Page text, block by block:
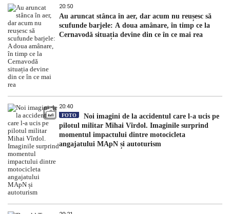
20:50
Au aruncat stânca în aer, dar acum nu reușesc să
scufunde barjele: A doua amânare, în timp ce la
Cernavodă situația devine din ce în ce mai rea
20:40
FOTO
Noi imagini de la accidentul care l-a ucis pe
pilotul militar Mihai Vîrdol. Imaginile surprind
momentul impactului dintre motocicleta
angajatului MApN și autoturism